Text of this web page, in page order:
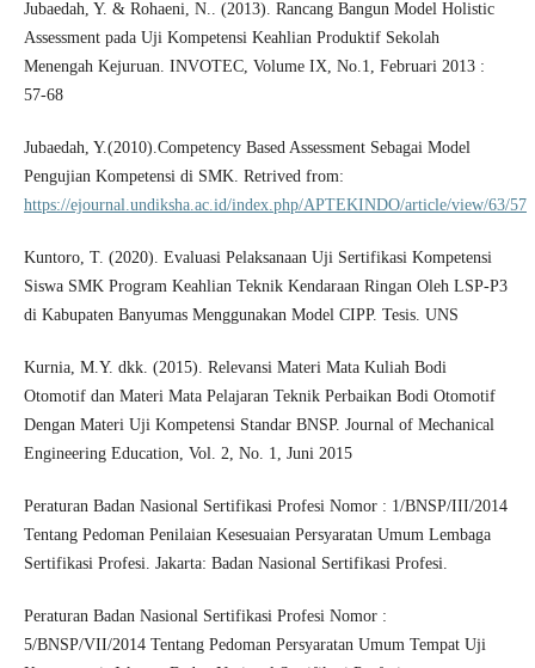
Jubaedah, Y. & Rohaeni, N.. (2013). Rancang Bangun Model Holistic
Assessment pada Uji Kompetensi Keahlian Produktif Sekolah
Menengah Kejuruan. INVOTEC, Volume IX, No.1, Februari 2013 :
57-68
Jubaedah, Y.(2010).Competency Based Assessment Sebagai Model
Pengujian Kompetensi di SMK. Retrived from:
https://ejournal.undiksha.ac.id/index.php/APTEKINDO/article/view/63/57
Kuntoro, T. (2020). Evaluasi Pelaksanaan Uji Sertifikasi Kompetensi
Siswa SMK Program Keahlian Teknik Kendaraan Ringan Oleh LSP-P3
di Kabupaten Banyumas Menggunakan Model CIPP. Tesis. UNS
Kurnia, M.Y. dkk. (2015). Relevansi Materi Mata Kuliah Bodi
Otomotif dan Materi Mata Pelajaran Teknik Perbaikan Bodi Otomotif
Dengan Materi Uji Kompetensi Standar BNSP. Journal of Mechanical
Engineering Education, Vol. 2, No. 1, Juni 2015
Peraturan Badan Nasional Sertifikasi Profesi Nomor : 1/BNSP/III/2014
Tentang Pedoman Penilaian Kesesuaian Persyaratan Umum Lembaga
Sertifikasi Profesi. Jakarta: Badan Nasional Sertifikasi Profesi.
Peraturan Badan Nasional Sertifikasi Profesi Nomor :
5/BNSP/VII/2014 Tentang Pedoman Persyaratan Umum Tempat Uji